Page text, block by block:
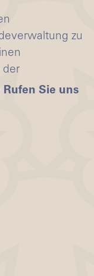
zu
der
Rufen Sie uns